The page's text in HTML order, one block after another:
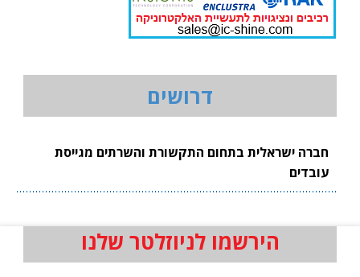
דרושים
חברה ישראלית בתחום התקשורת והשרתים מגייסת
עובדים
הירשמו לניוזלטר שלנו